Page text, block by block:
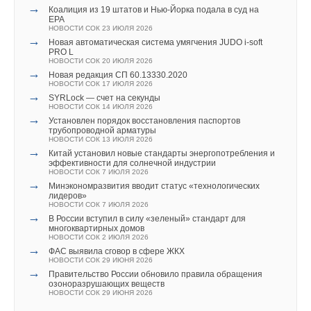
→
Коалиция из 19 штатов и Нью-Йорка подала в суд на
EPA
НОВОСТИ СОК 23 ИЮЛЯ 2026
→
Новая автоматическая система умягчения JUDO i-soft
PRO L
НОВОСТИ СОК 20 ИЮЛЯ 2026
→ Новая редакция СП 60.13330.2020
НОВОСТИ СОК 17 ИЮЛЯ 2026
→ SYRLock — счет на секунды
НОВОСТИ СОК 14 ИЮЛЯ 2026
→
Установлен порядок восстановления паспортов
трубопроводной арматуры
НОВОСТИ СОК 13 ИЮЛЯ 2026
→
Китай установил новые стандарты энергопотребления и
эффективности для солнечной индустрии
НОВОСТИ СОК 7 ИЮЛЯ 2026
→
Минэкономразвития вводит статус «технологических
лидеров»
НОВОСТИ СОК 7 ИЮЛЯ 2026
→
В России вступил в силу «зеленый» стандарт для
многоквартирных домов
НОВОСТИ СОК 2 ИЮЛЯ 2026
→ ФАС выявила сговор в сфере ЖКХ
НОВОСТИ СОК 29 ИЮНЯ 2026
→
Правительство России обновило правила обращения
озоноразрушающих веществ
НОВОСТИ СОК 29 ИЮНЯ 2026
низменности, многочисленные торговые центры и гостиницы,
стадионы и офисы по всей России.
«Уверен, что новый завод будет успешно работать на
благо жителей московского и других регионов России,
производя качественные изделия, а деловые отношения
Подмосковья и Турции будут укрепляться»,
церемонии открытия министр инвестиций и инноваций Денис
Это уже второй завод компании на территории
Серпуховского района. Первый, по производству
керамической плитки, работает с 2011 года, производя 3,2
млн. кв. м плитки в год.
Читайте по теме:
ЖУРНАЛ СОК ИЮНЬ 2019
Новые модели вентиляторов Ostberg с ЕС-двигателями
НОВОСТИ СОК 7 МАЯ 2019
→
В рамках конгресса пройдет юбилейная V выставка
энергоэффективных технологий
НОВОСТИ СОК 8 НОЯБРЯ 2017
→ Новые канальные вентиляторы BFS от OSTBERG
НОВОСТИ СОК 14 ИЮЛЯ 2017
Комментарии
В этой теме еще нет комментариев
Добавить комментарий